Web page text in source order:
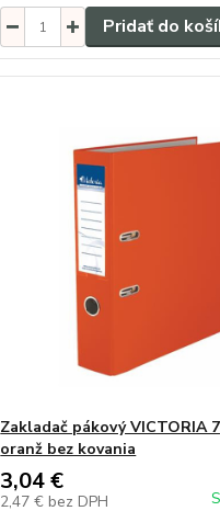
Pridať do
Zakladač pákový VICTORIA
oranž bez kovania
3,04 €
2,47 € bez DPH